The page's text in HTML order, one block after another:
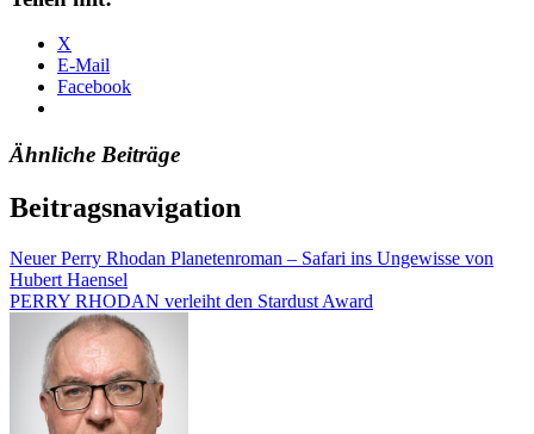
X
E-Mail
Facebook
Ähnliche Beiträge
Beitragsnavigation
Neuer Perry Rhodan Planetenroman – Safari ins Ungewisse von
Hubert Haensel
PERRY RHODAN verleiht den Stardust Award